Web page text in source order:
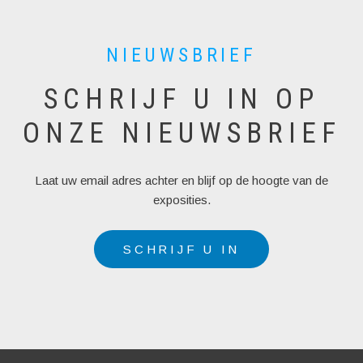
NIEUWSBRIEF
SCHRIJF U IN OP
ONZE NIEUWSBRIEF
Laat uw email adres achter en blijf op de hoogte van de
exposities.
SCHRIJF U IN